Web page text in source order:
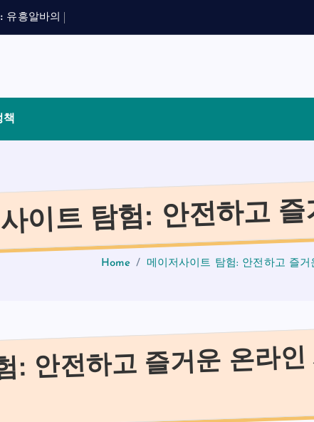
유 흥알바의
책
이트 탐험: 안전하고
Home 메이저사이트 탐험: 안전하고 즐
: 안전하고 즐거운 온라